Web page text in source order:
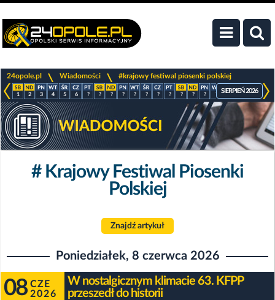
24opole.pl Wiadomości #krajowy festiwal piosenki polskiej
1 2 3 4 5 6 ? ? ? ? ? ? ? ? ? ? ? ? ? ? ?
SIERPIEŃ 2026
# Krajowy Festiwal Piosenki
Polskiej
Znajdź artykuł
Poniedziałek, 8 czerwca 2026
08 CZE
2026
W nostalgicznym klimacie 63. KFPP
przeszedł do historii